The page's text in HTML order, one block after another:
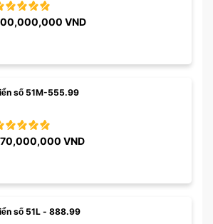
VND
số 51M-555.99
VND
số 51L - 888.99